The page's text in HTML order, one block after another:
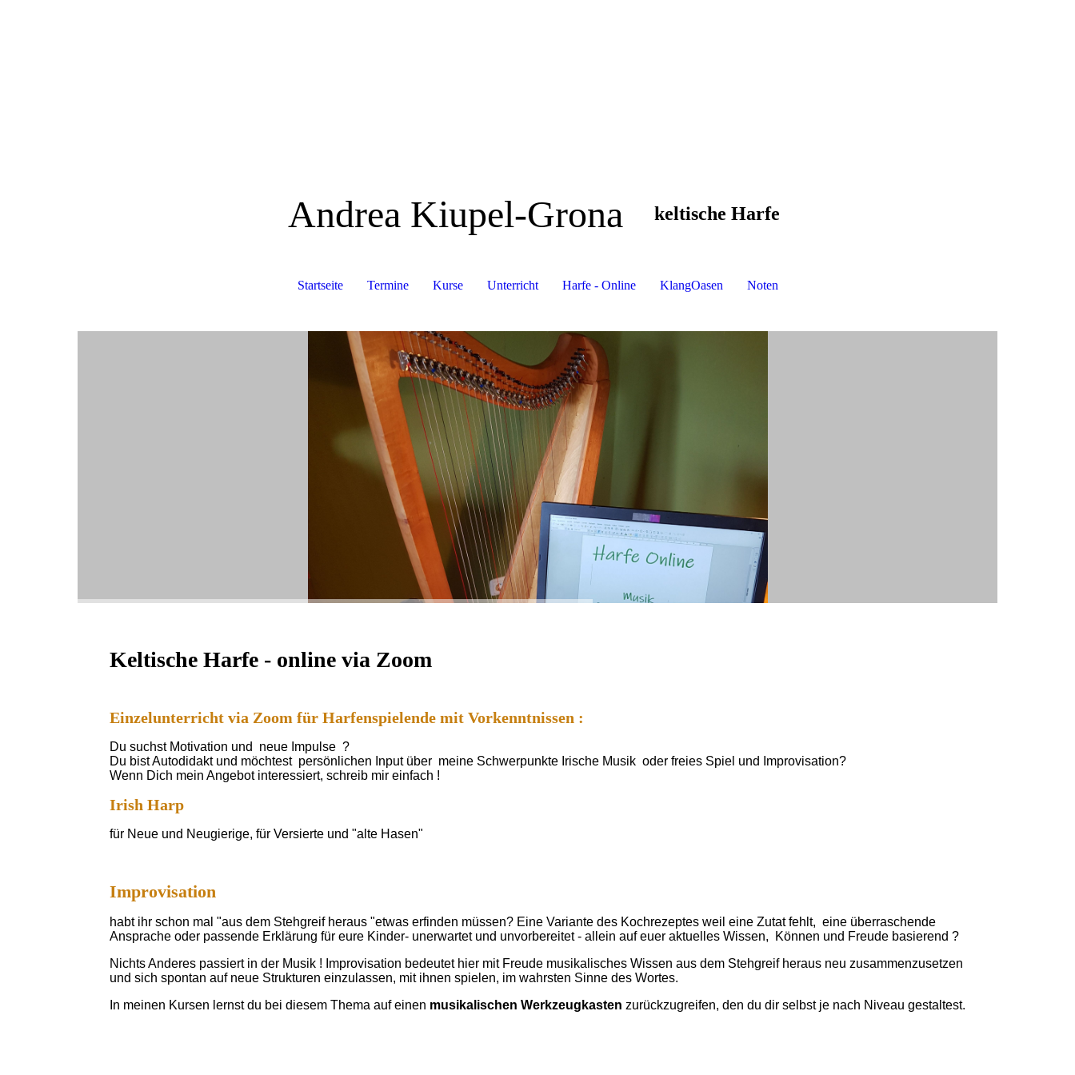
Andrea Kiupel-Grona keltische Harfe
Startseite Termine Kurse Unterricht Harfe - Online KlangOasen Noten
Keltische Harfe - online via Zoom
Einzelunterricht via Zoom für Harfenspielende mit Vorkenntnissen :
Du suchst Motivation und neue Impulse ?
Du bist Autodidakt und möchtest persönlichen Input über meine Schwerpunkte Irische Musik oder freies Spiel und Improvisation?
Wenn Dich mein Angebot interessiert, schreib mir einfach !
Irish Harp
für Neue und Neugierige, für Versierte und "alte Hasen"
Improvisation
habt ihr schon mal "aus dem Stehgreif heraus "etwas erfinden müssen? Eine Variante des Kochrezeptes weil eine Zutat fehlt, eine überraschende
Ansprache oder passende Erklärung für eure Kinder- unerwartet und unvorbereitet - allein auf euer aktuelles Wissen, Können und Freude basierend ?
Nichts Anderes passiert in der Musik ! Improvisation bedeutet hier mit Freude musikalisches Wissen aus dem Stehgreif heraus neu zusammenzusetzen
und sich spontan auf neue Strukturen einzulassen, mit ihnen spielen, im wahrsten Sinne des Wortes.
In meinen Kursen lernst du bei diesem Thema auf einen musikalischen Werkzeugkasten zurückzugreifen, den du dir selbst je nach Niveau gestaltest.